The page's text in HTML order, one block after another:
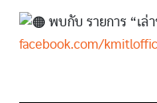
พบกับ รายการ “เล่
facebook.com/